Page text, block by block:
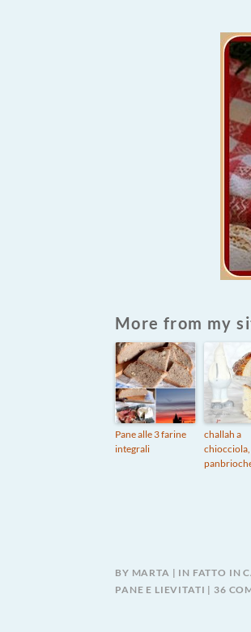
More from my
Pane alle 3 farine
integrali
challah a
chiocciola,
BY MARTA IN FATTO IN
PANE E LIEVITATI
36